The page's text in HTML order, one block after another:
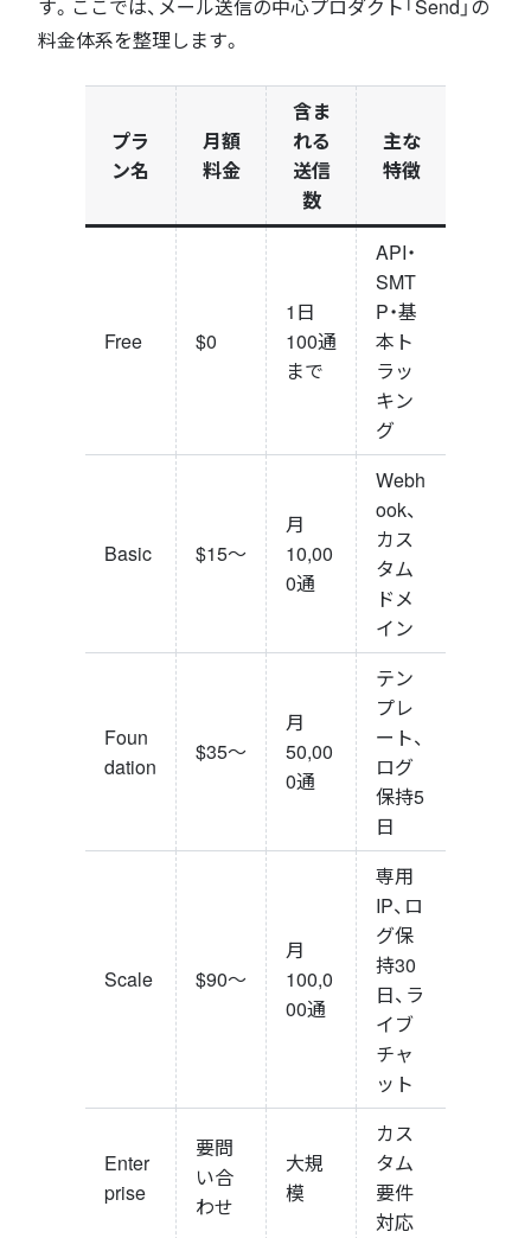
す。ここでは、メール送信の中心プロダクト「Send」の
料金体系を整理します。
プラ
ン名
月額
料金
含ま
れる
送信
数
主な
特徴
Free $0
1日
100通
まで
API・
SMT
P・基
本ト
ラッ
キン
グ
Basic $15〜
月
10,00
0通
Webh
ook、
カス
タム
ドメ
イン
Foun
dation
$35〜
月
50,00
0通
テン
プレ
ート、
ログ
保持5
日
Scale $90〜
月
100,0
00通
専用
IP、ロ
グ保
持30
日、ラ
イブ
チャ
ット
Enter
prise
要問
い合
わせ
大規
模
カス
タム
要件
対応